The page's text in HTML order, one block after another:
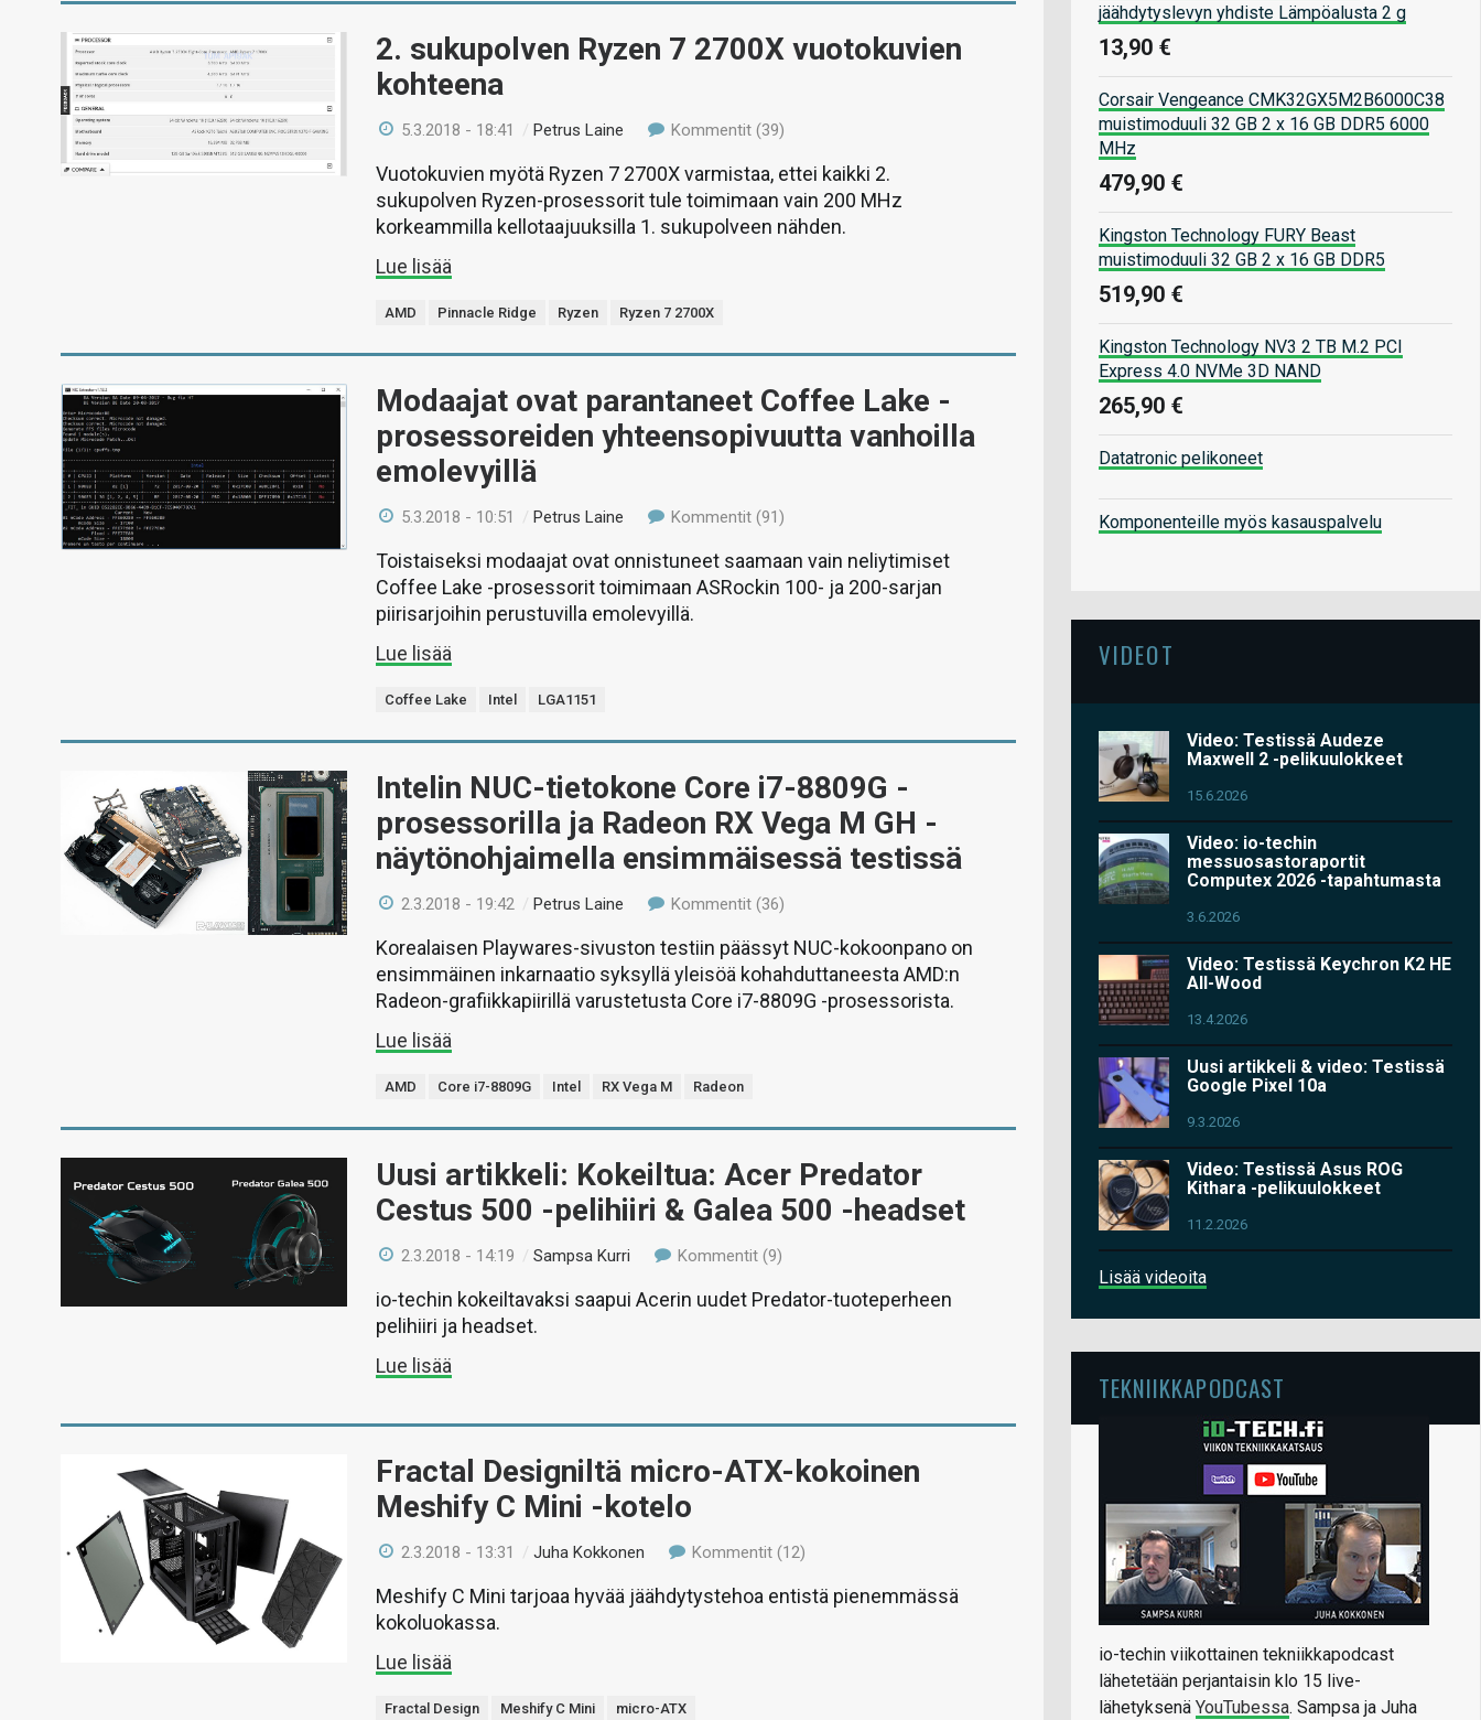
2. sukupolven Ryzen 7 2700X vuotokuvien
kohteena
5.3.2018 - 18:41 /Petrus Laine Kommentit (39)
Vuotokuvien myötä Ryzen 7 2700X varmistaa, ettei kaikki 2.
sukupolven Ryzen-prosessorit tule toimimaan vain 200 MHz
korkeammilla kellotaajuuksilla 1. sukupolveen nähden.
Lue lisää
AMD Pinnacle Ridge Ryzen Ryzen 7 2700X
Modaajat ovat parantaneet Coffee Lake -
prosessoreiden yhteensopivuutta vanhoilla
emolevyillä
5.3.2018 - 10:51 /Petrus Laine Kommentit (91)
Toistaiseksi modaajat ovat onnistuneet saamaan vain neliytimiset
Coffee Lake -prosessorit toimimaan ASRockin 100- ja 200-sarjan
piirisarjoihin perustuvilla emolevyillä.
Lue lisää
Coffee Lake Intel LGA1151
Intelin NUC-tietokone Core i7-8809G -
prosessorilla ja Radeon RX Vega M GH -
näytönohjaimella ensimmäisessä testissä
2.3.2018 - 19:42 /Petrus Laine Kommentit (36)
Korealaisen Playwares-sivuston testiin päässyt NUC-kokoonpano on
ensimmäinen inkarnaatio syksyllä yleisöä kohahduttaneesta AMD:n
Radeon-grafiikkapiirillä varustetusta Core i7-8809G -prosessorista.
Lue lisää
AMD Core i7-8809G Intel RX Vega M Radeon
Uusi artikkeli: Kokeiltua: Acer Predator
Cestus 500 -pelihiiri & Galea 500 -headset
2.3.2018 - 14:19 /Sampsa Kurri Kommentit (9)
io-techin kokeiltavaksi saapui Acerin uudet Predator-tuoteperheen
pelihiiri ja headset.
Lue lisää
Fractal Designiltä micro-ATX-kokoinen
Meshify C Mini -kotelo
2.3.2018 - 13:31 /Juha Kokkonen Kommentit (12)
Meshify C Mini tarjoaa hyvää jäähdytystehoa entistä pienemmässä
kokoluokassa.
Lue lisää
Fractal Design Meshify C Mini micro-ATX
jäähdytyslevyn yhdiste Lämpöalusta 2 g
13,90 €
Corsair Vengeance CMK32GX5M2B6000C38
muistimoduuli 32 GB 2 x 16 GB DDR5 6000
MHz
479,90 €
Kingston Technology FURY Beast
muistimoduuli 32 GB 2 x 16 GB DDR5
519,90 €
Kingston Technology NV3 2 TB M.2 PCI
Express 4.0 NVMe 3D NAND
265,90 €
Datatronic pelikoneet
Komponenteille myös kasauspalvelu
VIDEOT
Video: Testissä Audeze
Maxwell 2 -pelikuulokkeet
15.6.2026
Video: io-techin
messuosastoraportit
Computex 2026 -tapahtumasta
3.6.2026
Video: Testissä Keychron K2 HE
All-Wood
13.4.2026
Uusi artikkeli & video: Testissä
Google Pixel 10a
9.3.2026
Video: Testissä Asus ROG
Kithara -pelikuulokkeet
11.2.2026
Lisää videoita
TEKNIIKKAPODCAST
io-techin viikottainen tekniikkapodcast
lähetetään perjantaisin klo 15 live-
lähetyksenä YouTubessa. Sampsa ja Juha